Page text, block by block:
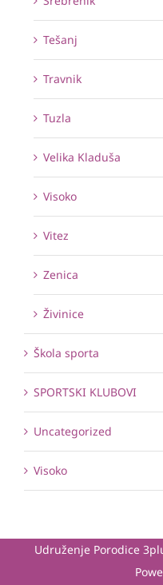
Tešanj
Travnik
Tuzla
Velika Kladuša
Visoko
Vitez
Zenica
Živinice
Škola sporta
SPORTSKI KLUBOVI
Uncategorized
Visoko
Udruženje Porodice